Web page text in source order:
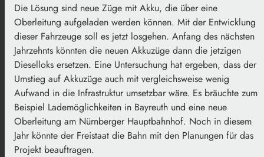
Die Lösung sind neue Züge mit Akku, die über eine
Oberleitung aufgeladen werden können. Mit der Entwicklung
dieser Fahrzeuge soll es jetzt losgehen. Anfang des nächsten
Jahrzehnts könnten die neuen Akkuzüge dann die jetzigen
Dieselloks ersetzen. Eine Untersuchung hat ergeben, dass der
Umstieg auf Akkuzüge auch mit vergleichsweise wenig
Aufwand in die Infrastruktur umsetzbar wäre. Es bräuchte zum
Beispiel Lademöglichkeiten in Bayreuth und eine neue
Oberleitung am Nürnberger Hauptbahnhof. Noch in diesem
Jahr könnte der Freistaat die Bahn mit den Planungen für das
Projekt beauftragen.